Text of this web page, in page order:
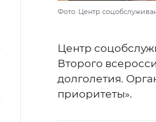
Фото: Центр
Центр
Второго
долголетия.
приоритеты».